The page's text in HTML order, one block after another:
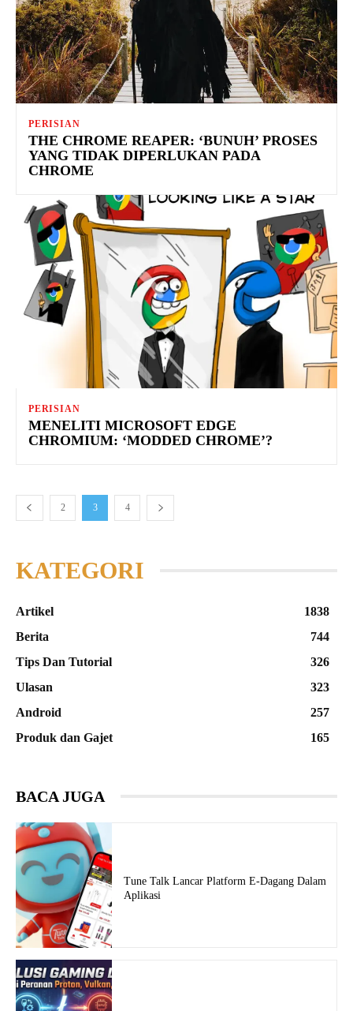
PERISIAN
THE CHROME REAPER: ‘BUNUH’ PROSES
YANG TIDAK DIPERLUKAN PADA
CHROME
PERISIAN
MENELITI MICROSOFT EDGE
CHROMIUM: ‘MODDED CHROME’?
2 3 4
KATEGORI
Artikel
1838
Berita
744
Tips Dan Tutorial
326
Ulasan
323
Android
257
Produk dan Gajet
165
BACA JUGA
Tune Talk Lancar Platform E-Dagang Dalam
Aplikasi